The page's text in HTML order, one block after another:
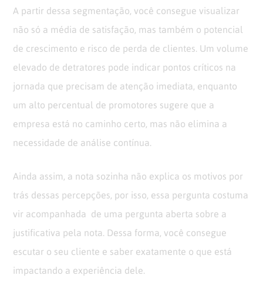
A partir dessa segmentação, você consegue visualizar
não só a média de satisfação, mas também o potencial
de crescimento e risco de perda de clientes. Um volume
elevado de detratores pode indicar pontos críticos na
jornada que precisam de atenção imediata, enquanto
um alto percentual de promotores sugere que a
empresa está no caminho certo, mas não elimina a
necessidade de análise contínua.
Ainda assim, a nota sozinha não explica os motivos por
trás dessas percepções, por isso, essa pergunta costuma
vir acompanhada de uma pergunta aberta sobre a
justificativa pela nota
. Dessa forma, você consegue
escutar o seu cliente e saber exatamente o que está
impactando a experiência dele.